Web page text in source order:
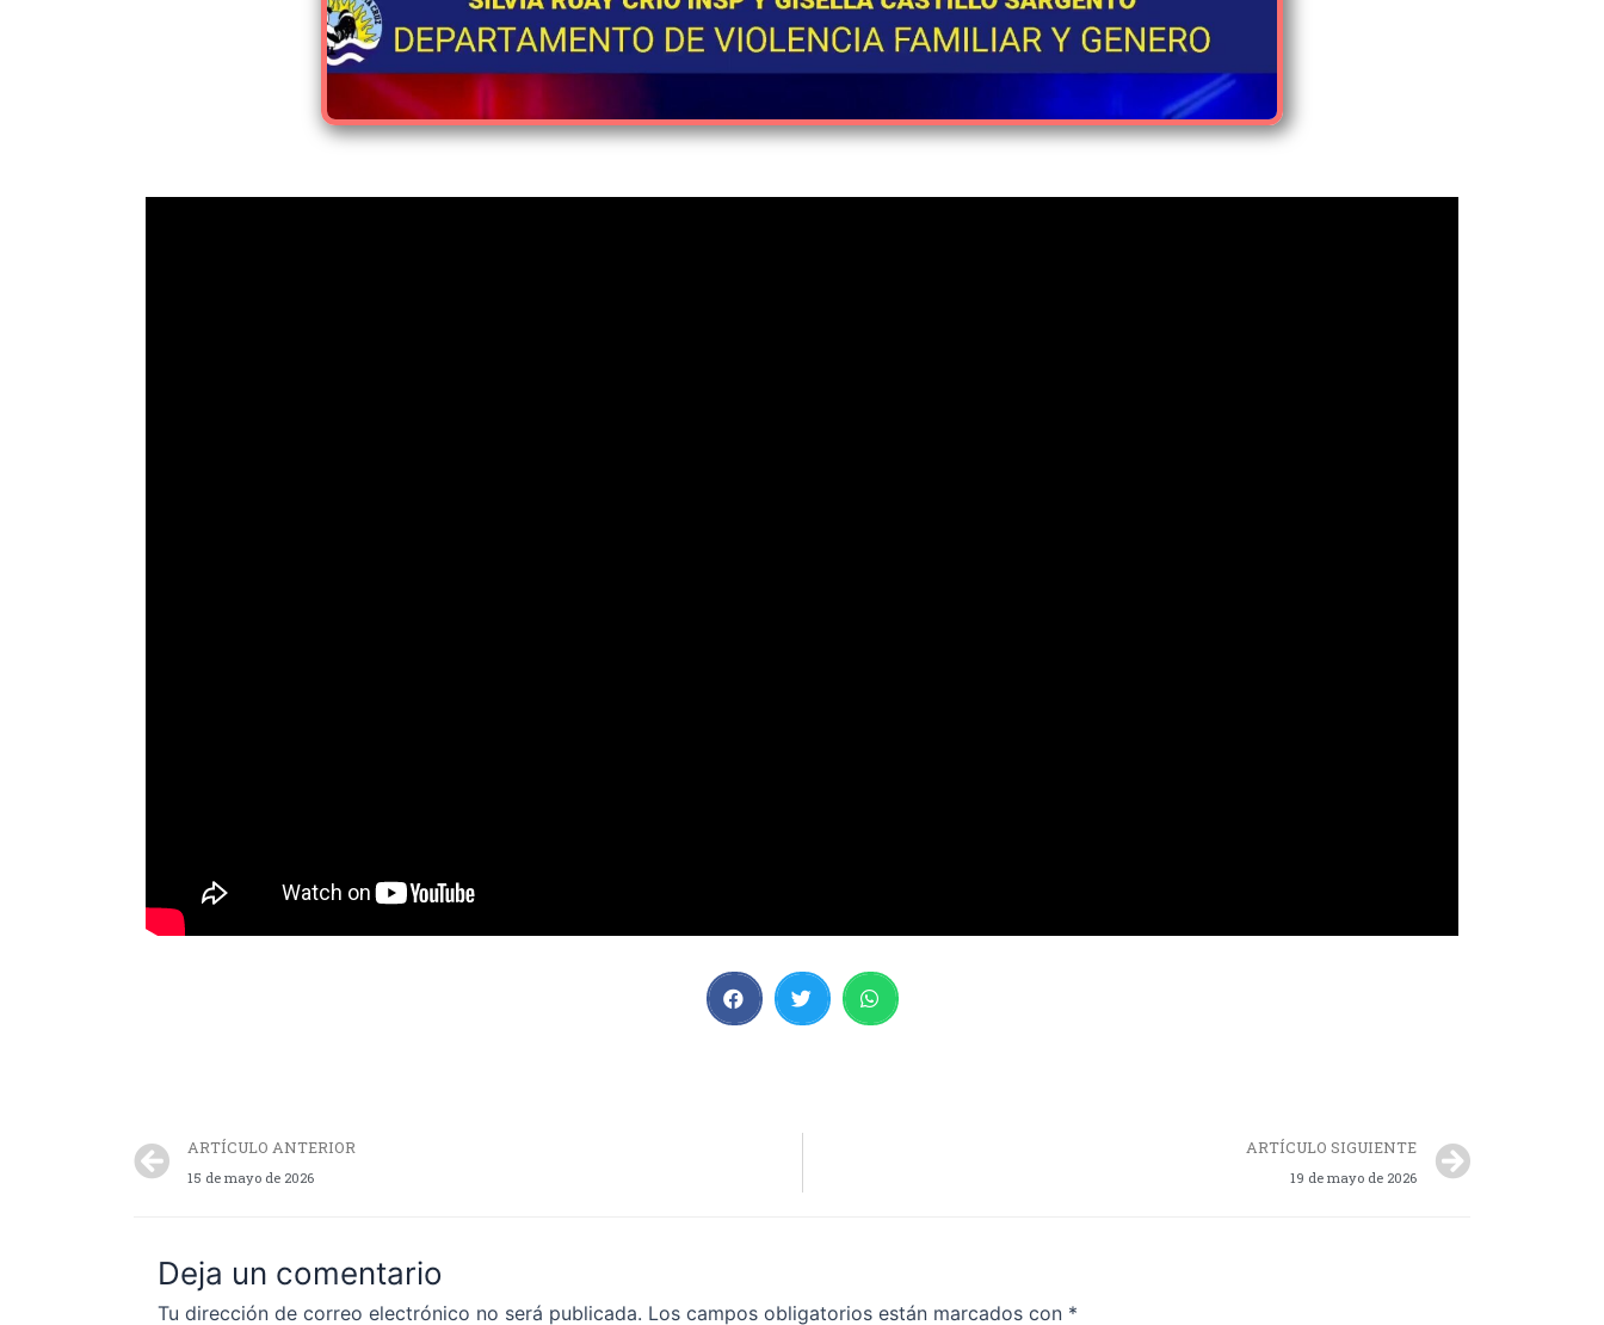
ARTÍCULO ANTERIOR
15 de mayo de 2026
ARTÍCULO SIGUIENTE
19 de mayo de 2026
Deja un comentario
Tu dirección de correo electrónico no será publicada. Los campos obligatorios están marcados con *